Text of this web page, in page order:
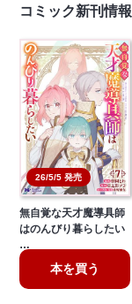
コミック新刊情報
26/5/5 発売
無自覚な天才魔導具師
はのんびり暮らしたい
…
本を買う